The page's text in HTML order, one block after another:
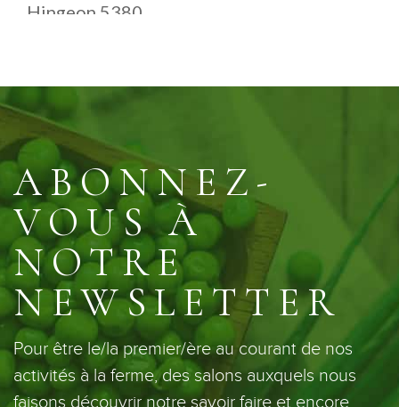
Hingeon 5380
Directions
Ferme du Vieux Tilleul
Rue du Vieux TIlleul 4
Bierwart 5380
Belgique
3.5 km
Directions
Restaurant Coquo
Rue de Hannut 2a
Bierwart 5380
Belgique
3.5 km
ABONNEZ-
VOUS À
NOTRE
NEWSLETTER
Pour être le/la premier/ère au courant de nos
activités à la ferme, des salons auxquels nous